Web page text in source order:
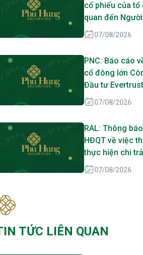
cổ phiếu của
quan đến
Cổ phần Đầu tư
ty TNHH MTV
07/08/2026
PNC: Báo cáo
cổ đông lớn
Đầu tư Evertrust
07/08/2026
RAL: Thông
HĐQT về việc
thực hiện chi
đợt 1 năm 2026
07/08/2026
TỨC LIÊN QUAN